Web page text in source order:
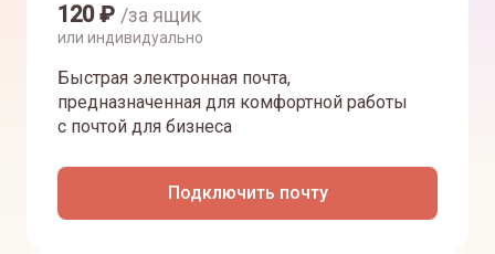
120₽ /за ящик
или индивидуально
Быстрая электронная почта,
предназначенная для комфортной работы
с почтой для бизнеса
Подключить почту